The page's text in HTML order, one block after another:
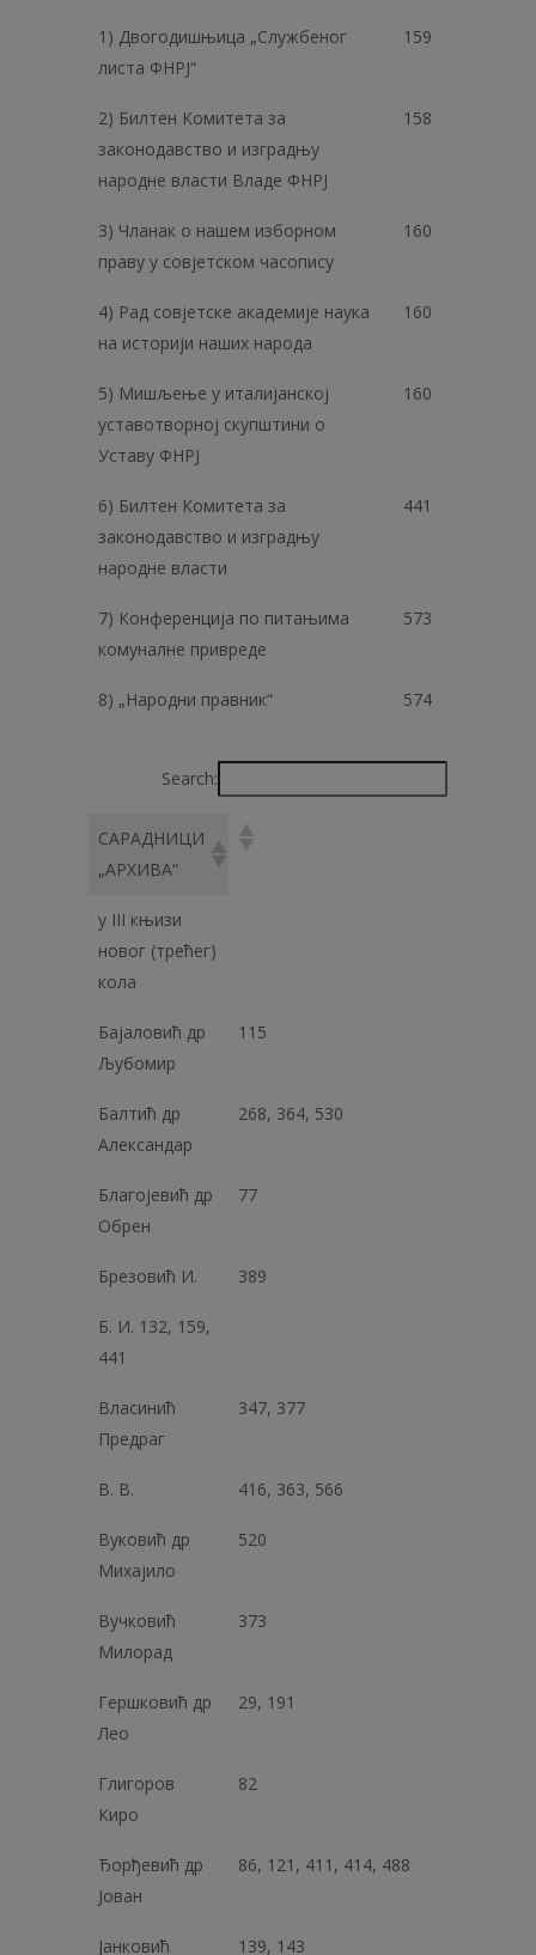
1) Двогодишњица „Службеног
листа ФНРЈ“
159
2) Билтен Комитета за
законодавство и изградњу
народне власти Владе ФНРЈ
158
3) Чланак о нашем изборном
праву у совјетском часопису
160
4) Рад совјетске академије наука
на историји наших народа
160
5) Мишљење у италијанској
уставотворној скупштини о
Уставу ФНРЈ
160
6) Билтен Комитета за
законодавство и изградњу
народне власти
441
7) Конференција по питањима
комуналне привреде
573
8) „Народни правник“ 574
Search:
САРАДНИЦИ
„АРХИВА“
у III књизи
новог (трећег)
кола
Бајаловић др
Љубомир
115
Балтић др
Александар
268, 364, 530
Благојевић др
Обрен
77
Брезовић И. 389
Б. И. 132, 159,
441
Власинић
Предраг
347, 377
B. В. 416, 363, 566
Вуковић др
Михајило
520
Вучковић
Милорад
373
Гершковић др
Лeo
29, 191
Глигоров
Киро
82
Ђорђевић др
Јован
86, 121, 411, 414, 488
Јанковић 139, 143